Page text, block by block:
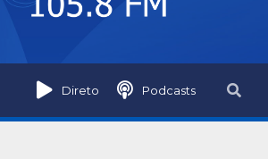
Direto Podcasts